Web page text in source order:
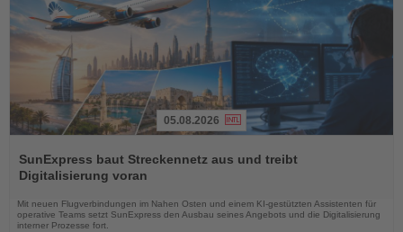
Sie
die
Nachrichten
05.08.2026
SunExpress baut Streckennetz aus und treibt
Digitalisierung voran
Mit neuen Flugverbindungen im Nahen Osten und einem KI-gestützten Assistenten für
operative Teams setzt SunExpress den Ausbau seines Angebots und die Digitalisierung
interner Prozesse fort.